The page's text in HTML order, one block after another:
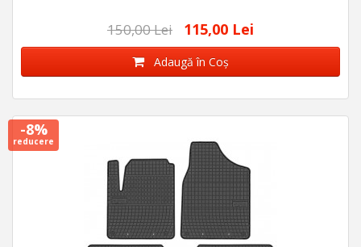
150,00 Lei 115,00 Lei
Adaugă în Coş
-8%
reducere